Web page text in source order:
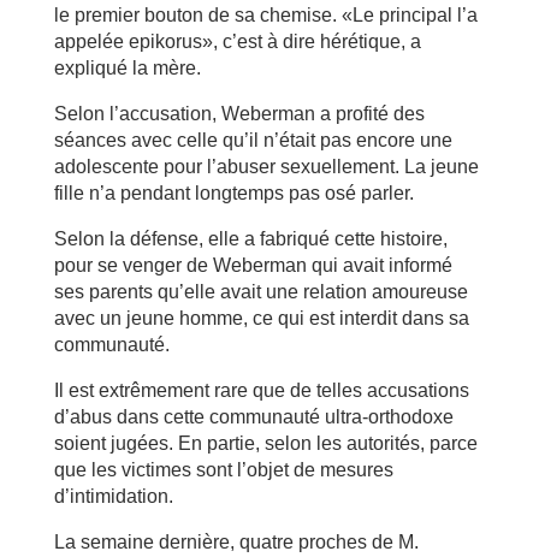
le premier bouton de sa chemise. «Le principal l’a
appelée epikorus», c’est à dire hérétique, a
expliqué la mère.
Selon l’accusation, Weberman a profité des
séances avec celle qu’il n’était pas encore une
adolescente pour l’abuser sexuellement. La jeune
fille n’a pendant longtemps pas osé parler.
Selon la défense, elle a fabriqué cette histoire,
pour se venger de Weberman qui avait informé
ses parents qu’elle avait une relation amoureuse
avec un jeune homme, ce qui est interdit dans sa
communauté.
Il est extrêmement rare que de telles accusations
d’abus dans cette communauté ultra-orthodoxe
soient jugées. En partie, selon les autorités, parce
que les victimes sont l’objet de mesures
d’intimidation.
La semaine dernière, quatre proches de M.